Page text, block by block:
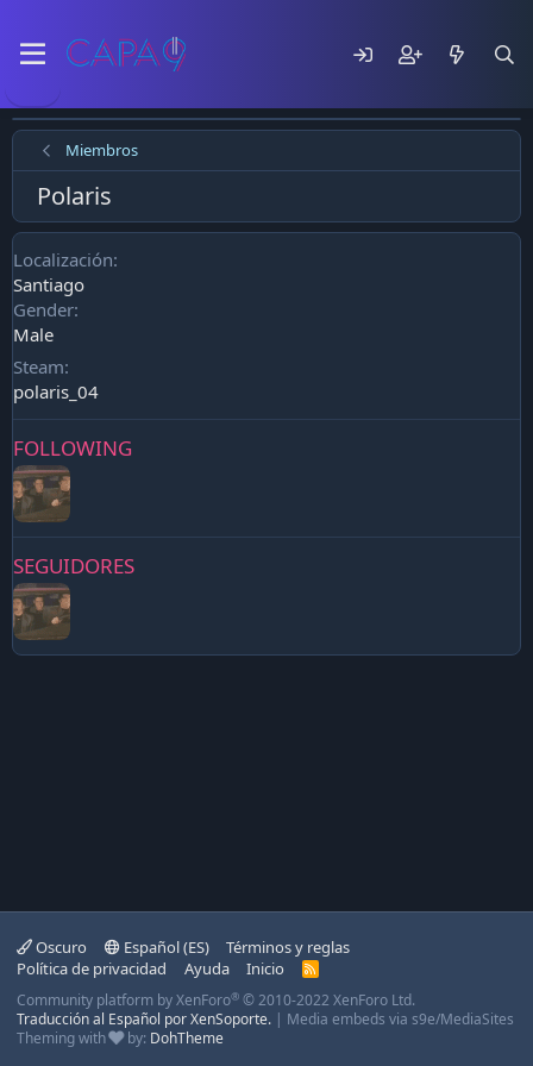
Miembros
Polaris
Localización
Santiago
Gender
Male
Steam
polaris_04
FOLLOWING
SEGUIDORES
Oscuro Español (ES)
Términos y reglas
Política de privacidad
Ayuda Inicio
R
S
Community platform by XenForo® © 2010-2022 XenForo Ltd.
Traducción al Español por XenSoporte. | Media embeds via s9e/MediaSites
Theming with
by: DohTheme